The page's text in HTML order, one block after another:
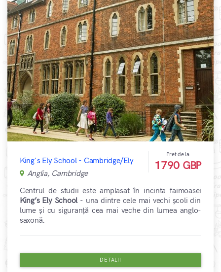
King's Ely School - Cambridge/Ely
Anglia, Cambridge
Pret de la
1790 GBP
Centrul de studii este amplasat în incinta faimoasei
King’s Ely School- una dintre cele mai vechi școli din
lume și cu siguranță cea mai veche din lumea anglo-
saxonă.
DETALII